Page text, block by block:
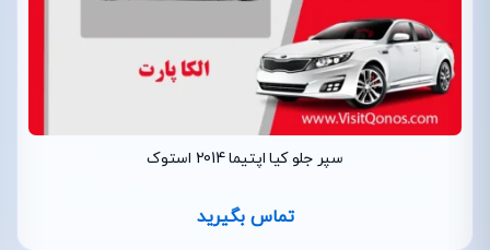
سپر جلو کیا اپتیما 2014 استوک
تماس بگیرید